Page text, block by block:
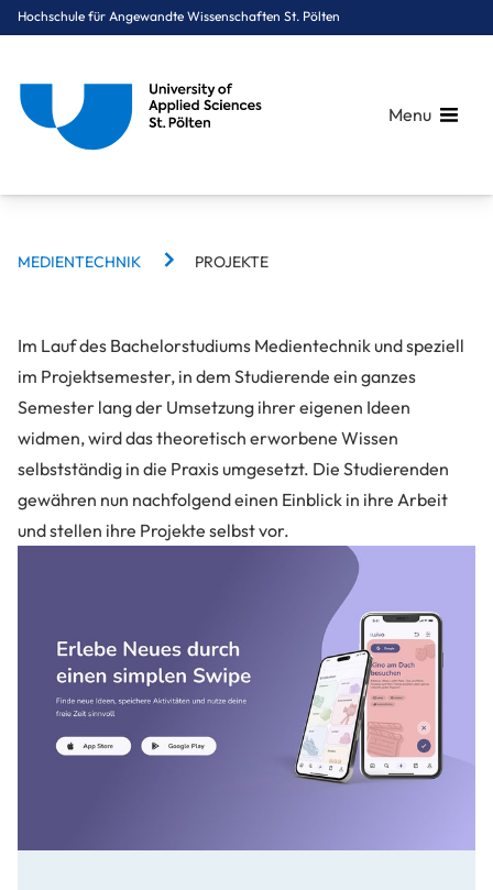
Hochschule für Angewandte Wissenschaften St. Pölten
Menu
You are here:
BREADCRUMBS
MEDIENTECHNIK PROJEKTE
Im Lauf des Bachelorstudiums Medientechnik und speziell
im Projektsemester, in dem Studierende ein ganzes
Semester lang der Umsetzung ihrer eigenen Ideen
widmen, wird das theoretisch erworbene Wissen
selbstständig in die Praxis umgesetzt. Die Studierenden
gewähren nun nachfolgend einen Einblick in ihre Arbeit
und stellen ihre Projekte selbst vor.
Im Rahmen des MediaLab Sommersemesters 2025